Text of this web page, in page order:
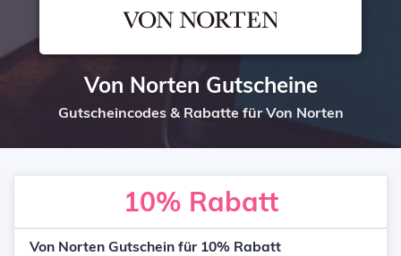
Von Norten Gutscheine
Gutscheincodes & Rabatte für Von Norten
10% Rabatt
Von Norten Gutschein für 10% Rabatt